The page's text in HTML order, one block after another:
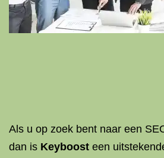
Als u op zoek bent naar een
dan is Keyboost een